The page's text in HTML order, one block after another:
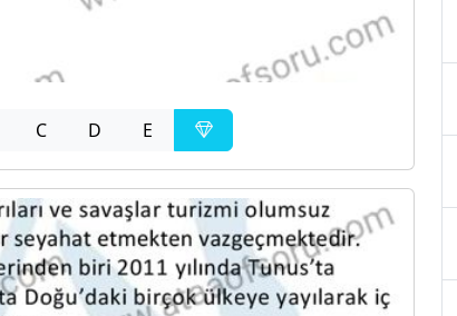
C D E